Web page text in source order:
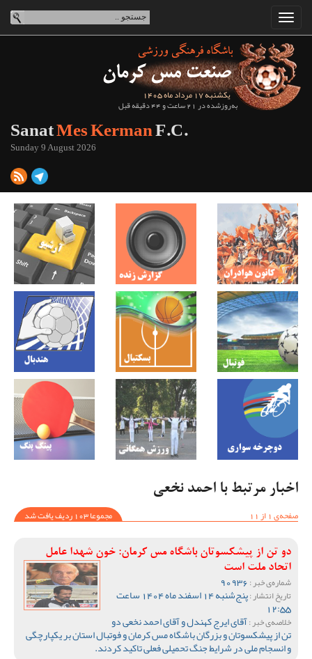
یکشنبه 17 مرداد ماه 1405
به‌روزشده در 21 ساعت و 44 دقیقه قبل
SanatMes KermanF.C.
Sunday 9 August 2026
اخبار مرتبط با احمد نخعی
صفحه‌ی 1 از 11
مجموعا 103 ردیف یافت شد
دو تن از پیشکسوتان باشگاه مس کرمان: خون شهدا عامل
اتحاد ملت است
شماره‌ی خبر :
تاریخ انتشار : پنج‌شنبه 14 اسفند ماه 1404 ساعت
12:55
خلاصه‌ی خبر :آقای ایرج کهندل و آقای احمد نخعی دو
تن از پیشکسوتان و بزرگان باشگاه مس کرمان و فوتبال استان بر یکپارچگی
و انسجام ملی در شرایط جنگ تحمیلی فعلی تاکید کردند.